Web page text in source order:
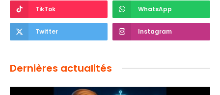
TikTok WhatsApp
Twitter Instagram
Dernières actualités